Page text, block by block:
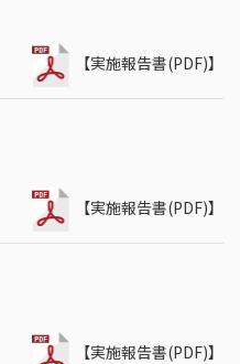
【実施報告書(PDF)】
【実施報告書(PDF)】
【実施報告書(PDF)】